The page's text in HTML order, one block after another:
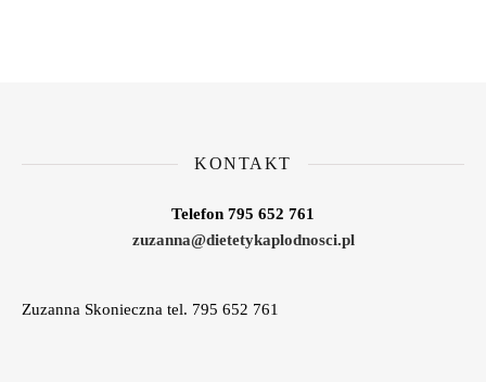
KONTAKT
Telefon 795 652 761
zuzanna@dietetykaplodnosci.pl
Zuzanna Skonieczna tel. 795 652 761